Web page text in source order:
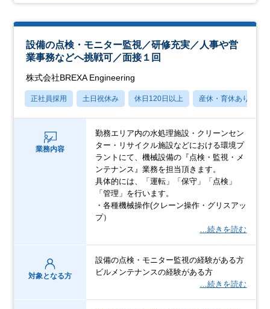
設備の点検・モニター監視／研修充実／人事や営
業事務などへ挑戦可／面接１回
株式会社BREXA Engineering
正社員採用 土日祝休み 休日120日以上 産休・育休あり
業務内容
勤務エリア内の水処理施設・クリーンセン
ター・リサイクル施設などにおける環境プ
ラントにて、機械設備の『点検・監視・メ
ンテナンス』業務を担当頂きます。
具体的には、「運転」「保守」「点検」
「管理」を行います。
・各種機械操作(クレーン操作・グリスアッ
プ）
…続きを読む
対象となる方
設備の点検・モニター監視の経験がある方
ビルメンテナンスの経験がある方
…続きを読む